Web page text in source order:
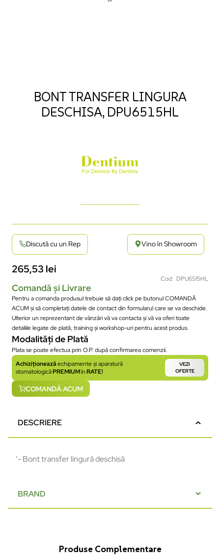
BONT TRANSFER LINGURA
DESCHISA, DPU6515HL
Discută cu un Rep Vino în Showroom
265,53 lei
Cod: DPU6515HL
Comandă și Livrare
Pentru a comanda produsul trebuie să dați click pe butonul COMANDĂ
ACUM și să completați datele de contact din formularul care se va deschide.
Ulterior un reprezentant de vânzări vă va contacta și vă va oferi toate
detaliile legate de plată, training și workshop-uri pentru acest produs.
Modalități de Plată
Plata se poate efectua prin O.P. după confirmarea comenzii.
Achiziționeazăechipamente și aparatură
stomatologicăPREMIUMînRATE!
VEZI
OFERTE
COMANDĂ ACUM
DESCRIERE
‘- Bont transfer lingură deschisă
BRAND
Produse Complementare